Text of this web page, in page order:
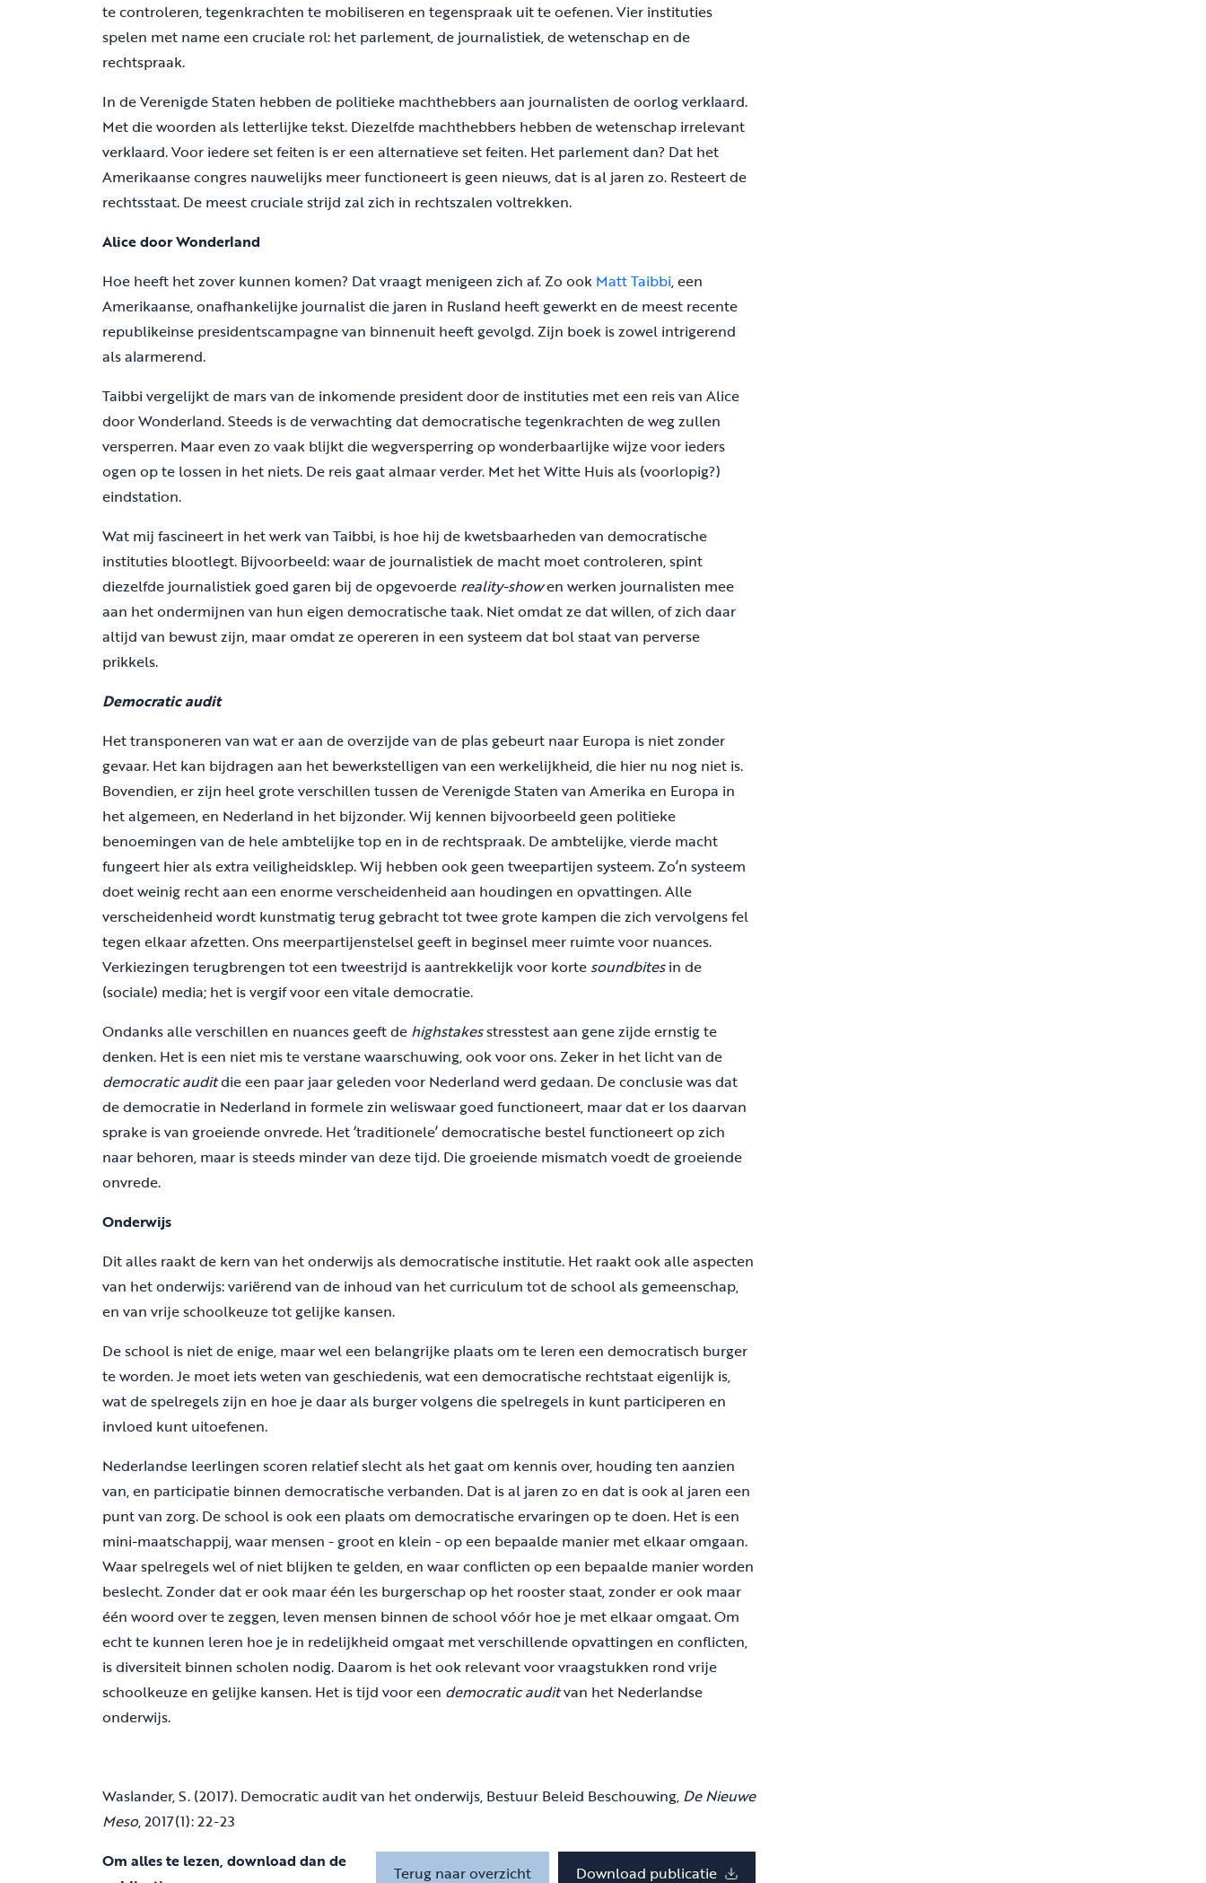
te controleren, tegenkrachten te mobiliseren en tegenspraak uit te oefenen. Vier instituties
spelen met name een cruciale rol: het parlement, de journalistiek, de wetenschap en de
rechtspraak.
In de Verenigde Staten hebben de politieke machthebbers aan journalisten de oorlog verklaard.
Met die woorden als letterlijke tekst. Diezelfde machthebbers hebben de wetenschap irrelevant
verklaard. Voor iedere set feiten is er een alternatieve set feiten. Het parlement dan? Dat het
Amerikaanse congres nauwelijks meer functioneert is geen nieuws, dat is al jaren zo. Resteert de
rechtsstaat. De meest cruciale strijd zal zich in rechtszalen voltrekken.
Alice door Wonderland
Hoe heeft het zover kunnen komen? Dat vraagt menigeen zich af. Zo ook Matt Taibbi, een
Amerikaanse, onafhankelijke journalist die jaren in Rusland heeft gewerkt en de meest recente
republikeinse presidentscampagne van binnenuit heeft gevolgd. Zijn boek is zowel intrigerend
als alarmerend.
Taibbi vergelijkt de mars van de inkomende president door de instituties met een reis van Alice
door Wonderland. Steeds is de verwachting dat democratische tegenkrachten de weg zullen
versperren. Maar even zo vaak blijkt die wegversperring op wonderbaarlijke wijze voor ieders
ogen op te lossen in het niets. De reis gaat almaar verder. Met het Witte Huis als (voorlopig?)
eindstation.
Wat mij fascineert in het werk van Taibbi, is hoe hij de kwetsbaarheden van democratische
instituties blootlegt. Bijvoorbeeld: waar de journalistiek de macht moet controleren, spint
diezelfde journalistiek goed garen bij de opgevoerde reality-showen werken journalisten mee
aan het ondermijnen van hun eigen democratische taak. Niet omdat ze dat willen, of zich daar
altijd van bewust zijn, maar omdat ze opereren in een systeem dat bol staat van perverse
prikkels.
Democratic audit
Het transponeren van wat er aan de overzijde van de plas gebeurt naar Europa is niet zonder
gevaar. Het kan bijdragen aan het bewerkstelligen van een werkelijkheid, die hier nu nog niet is.
Bovendien, er zijn heel grote verschillen tussen de Verenigde Staten van Amerika en Europa in
het algemeen, en Nederland in het bijzonder. Wij kennen bijvoorbeeld geen politieke
benoemingen van de hele ambtelijke top en in de rechtspraak. De ambtelijke, vierde macht
fungeert hier als extra veiligheidsklep. Wij hebben ook geen tweepartijen systeem. Zo’n systeem
doet weinig recht aan een enorme verscheidenheid aan houdingen en opvattingen. Alle
verscheidenheid wordt kunstmatig terug gebracht tot twee grote kampen die zich vervolgens fel
tegen elkaar afzetten. Ons meerpartijenstelsel geeft in beginsel meer ruimte voor nuances.
Verkiezingen terugbrengen tot een tweestrijd is aantrekkelijk voor korte soundbitesin de
(sociale) media; het is vergif voor een vitale democratie.
Ondanks alle verschillen en nuances geeft de highstakesstresstest aan gene zijde ernstig te
denken. Het is een niet mis te verstane waarschuwing, ook voor ons. Zeker in het licht van de
democratic auditdie een paar jaar geleden voor Nederland werd gedaan. De conclusie was dat
de democratie in Nederland in formele zin weliswaar goed functioneert, maar dat er los daarvan
sprake is van groeiende onvrede. Het ‘traditionele’ democratische bestel functioneert op zich
naar behoren, maar is steeds minder van deze tijd. Die groeiende mismatch voedt de groeiende
onvrede.
Onderwijs
Dit alles raakt de kern van het onderwijs als democratische institutie. Het raakt ook alle aspecten
van het onderwijs: variërend van de inhoud van het curriculum tot de school als gemeenschap,
en van vrije schoolkeuze tot gelijke kansen.
De school is niet de enige, maar wel een belangrijke plaats om te leren een democratisch burger
te worden. Je moet iets weten van geschiedenis, wat een democratische rechtstaat eigenlijk is,
wat de spelregels zijn en hoe je daar als burger volgens die spelregels in kunt participeren en
invloed kunt uitoefenen.
Nederlandse leerlingen scoren relatief slecht als het gaat om kennis over, houding ten aanzien
van, en participatie binnen democratische verbanden. Dat is al jaren zo en dat is ook al jaren een
punt van zorg. De school is ook een plaats om democratische ervaringen op te doen. Het is een
mini-maatschappij, waar mensen - groot en klein - op een bepaalde manier met elkaar omgaan.
Waar spelregels wel of niet blijken te gelden, en waar conflicten op een bepaalde manier worden
beslecht. Zonder dat er ook maar één les burgerschap op het rooster staat, zonder er ook maar
één woord over te zeggen, leven mensen binnen de school vóór hoe je met elkaar omgaat. Om
echt te kunnen leren hoe je in redelijkheid omgaat met verschillende opvattingen en conflicten,
is diversiteit binnen scholen nodig. Daarom is het ook relevant voor vraagstukken rond vrije
schoolkeuze en gelijke kansen. Het is tijd voor een democratic auditvan het Nederlandse
onderwijs.
Waslander, S. (2017). Democratic audit van het onderwijs, Bestuur Beleid Beschouwing, De Nieuwe
Meso, 2017(1): 22-23
Om alles te lezen, download dan de
Terug naar overzicht Download publicatie